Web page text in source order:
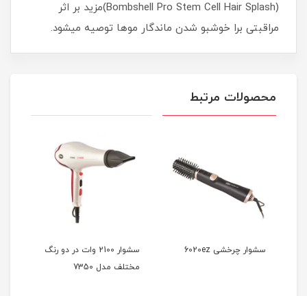
(Bombshell Pro Stem Cell Hair Splash)مزید بر اثر
مراقبتی برا خوشبو شدن ماندگار موها توصیه میشود.
محصولات مرتبط
سشوار چرخشی 6020ez
سشوار 2100 وات در دو رنگ
مختلف مدل 7350